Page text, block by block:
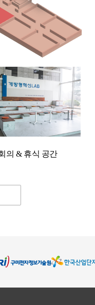
의 & 휴식 공간